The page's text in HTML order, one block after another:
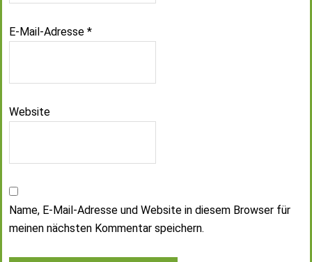
E-Mail-Adresse *
Website
Name, E-Mail-Adresse und Website in diesem Browser für
meinen nächsten Kommentar speichern.